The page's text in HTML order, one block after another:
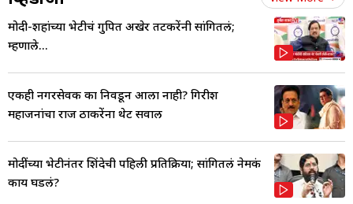
मोदी-शहांच्या भेटीचं गुपित अखेर तटकरेंनी सांगितलं;
म्हणाले...
एकही नगरसेवक का निवडून आला नाही? गिरीश
महाजनांचा राज ठाकरेंना थेट सवाल
मोदींच्या भेटीनंतर शिंदेची पहिली प्रतिक्रिया; सांगितलं नेमकं
काय घडलं?